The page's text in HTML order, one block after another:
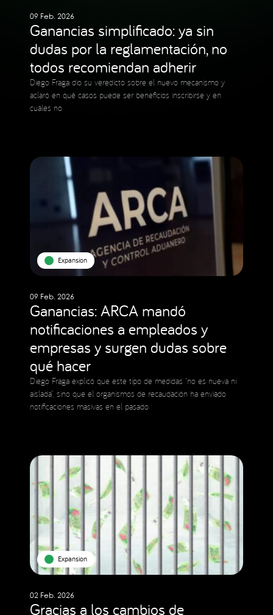
09 Feb. 2026
Ganancias simplificado: ya sin
dudas por la reglamentación, no
todos recomiendan adherir
Diego Fraga dio su veredicto sobre el nuevo mecanismo y
aclaró en qué casos puede ser beneficios inscribirse y en
cuáles no
Expansion
09 Feb. 2026
Ganancias: ARCA mandó
notificaciones a empleados y
empresas y surgen dudas sobre
qué hacer
Diego Fraga explicó que este tipo de medidas “no es nueva ni
aislada”, sino que el organismos de recaudación ha enviado
notificaciones masivas en el pasado
Expansion
02 Feb. 2026
Gracias a los cambios de